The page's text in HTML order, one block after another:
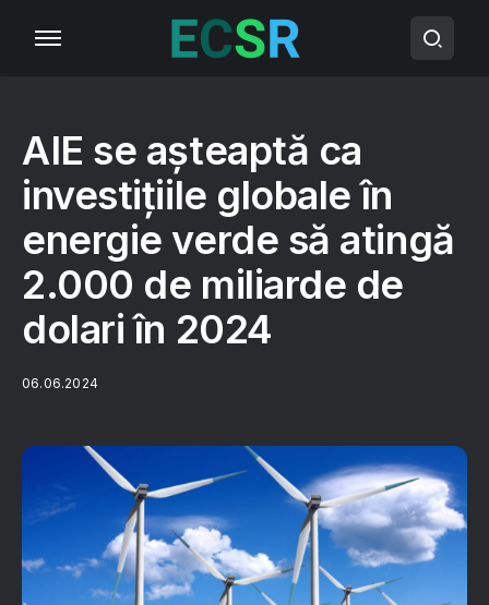
AIE se așteaptă ca
investițiile globale în
energie verde să atingă
2.000 de miliarde de
dolari în 2024
06.06.2024